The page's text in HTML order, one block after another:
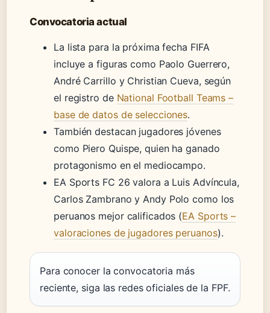
Convocatoria actual
La lista para la próxima fecha FIFA
incluye a figuras como Paolo Guerrero,
André Carrillo y Christian Cueva, según
el registro de National Football Teams –
base de datos de selecciones.
También destacan jugadores jóvenes
como Piero Quispe, quien ha ganado
protagonismo en el mediocampo.
EA Sports FC 26 valora a Luis Advíncula,
Carlos Zambrano y Andy Polo como los
peruanos mejor calificados (EA Sports –
valoraciones de jugadores peruanos).
Para conocer la convocatoria más
reciente, siga las redes oficiales de la FPF.